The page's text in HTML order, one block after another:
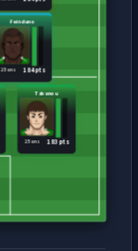
Tabanou
183 pts
25 ans
Feinduno
184 pts
25 ans